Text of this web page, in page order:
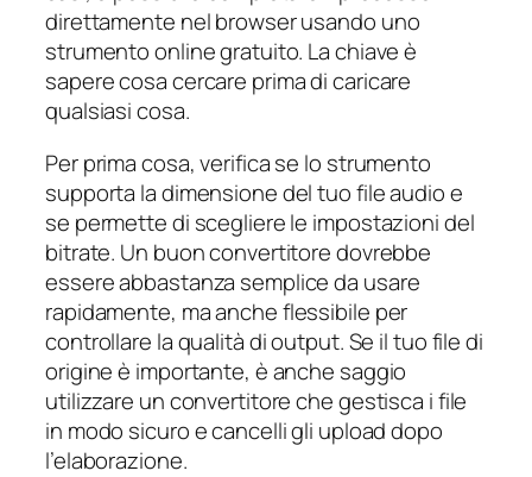
direttamente nel browser usando uno
strumento online gratuito. La chiave è
sapere cosa cercare prima di caricare
qualsiasi cosa.
Per prima cosa, verifica se lo strumento
supporta la dimensione del tuo file audio e
se permette di scegliere le impostazioni del
bitrate. Un buon convertitore dovrebbe
essere abbastanza semplice da usare
rapidamente, ma anche flessibile per
controllare la qualità di output. Se il tuo file di
origine è importante, è anche saggio
utilizzare un convertitore che gestisca i file
in modo sicuro e cancelli gli upload dopo
l’elaborazione.